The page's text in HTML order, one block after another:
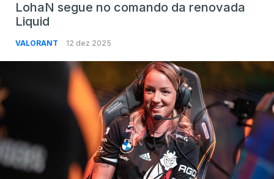
LohaN segue no comando da renovada
Liquid
VALORANT 12 dez 2025